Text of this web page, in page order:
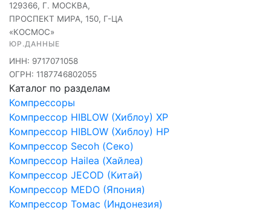
129366, Г. МОСКВА,
ПРОСПЕКТ МИРА, 150, Г-ЦА
«КОСМОС»
ЮР.ДАННЫЕ
ИНН: 9717071058
ОГРН: 1187746802055
Каталог по разделам
Компрессоры
Компрессор HIBLOW (Хиблоу) XP
Компрессор HIBLOW (Хиблоу) HP
Компрессор Secoh (Секо)
Компрессор Hailea (Хайлеа)
Компрессор JECOD (Китай)
Компрессор MEDO (Япония)
Компрессор Томас (Индонезия)